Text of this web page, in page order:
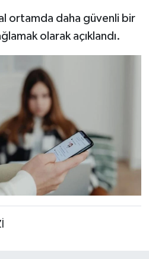
ortamda daha güvenli bir
olarak açıklandı.